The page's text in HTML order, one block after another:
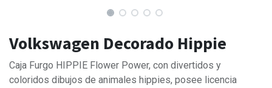
Volkswagen Decorado Hippie
Caja Furgo HIPPIE Flower Power, con divertidos y
coloridos dibujos de animales hippies, posee licencia